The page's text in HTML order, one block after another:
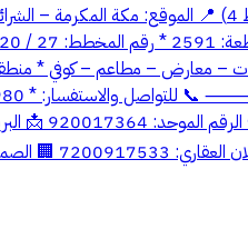
محلات – معارض – مطاعم – كوفي